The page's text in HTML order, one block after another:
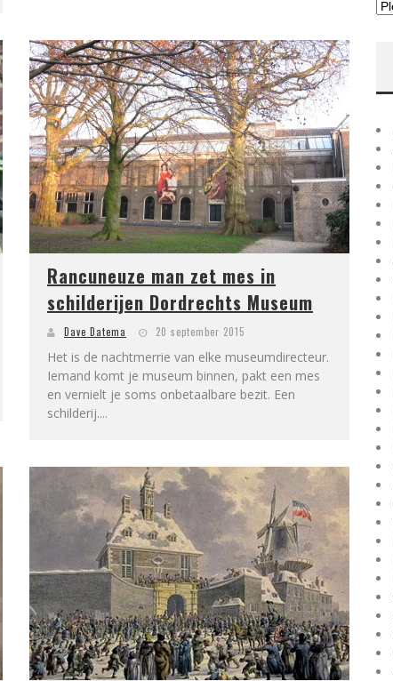
Rancuneuze man zet mes in
schilderijen Dordrechts Museum
Dave Datema 20 september 2015
Het is de nachtmerrie van elke museumdirecteur.
Iemand komt je museum binnen, pakt een mes
en vernielt je soms onbetaalbare bezit. Een
schilderij....